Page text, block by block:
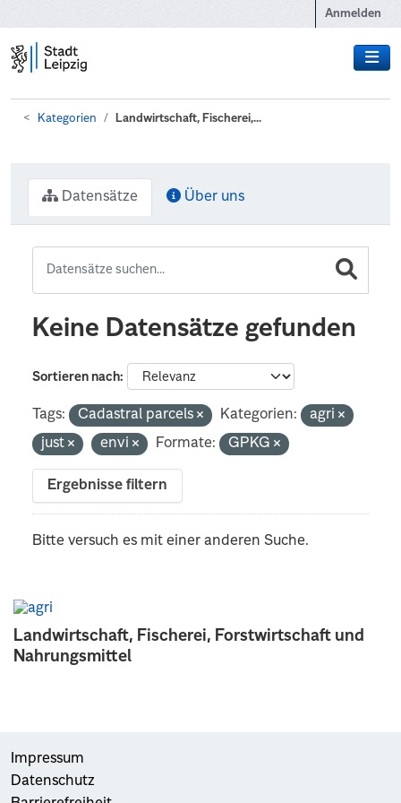
Anmelden
Kategorien Landwirtschaft, Fischerei,...
Landwirtschaft, Fischerei, Forstwirtschaft und
Nahrungsmittel
Datensätze Über uns
Keine Datensätze gefunden
Sortieren nach
Tags: Cadastral parcels Kategorien:
agri
just
envi Formate: GPKG
Ergebnisse filtern
Bitte versuch es mit einer anderen Suche.
Impressum
Datenschutz